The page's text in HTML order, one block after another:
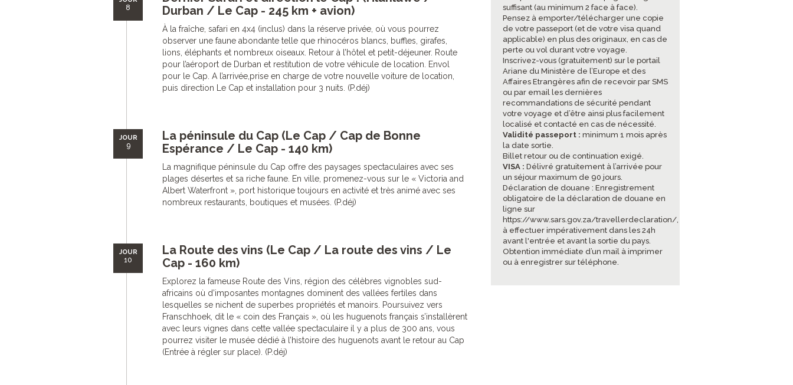
8
Durban / Le Cap - 245 km + avion)
À la fraîche, safari en 4x4 (inclus) dans la réserve privée, où vous pourrez
observer une faune abondante telle que rhinocéros blancs, buffles, girafes,
lions, éléphants et nombreux oiseaux. Retour à l’hôtel et petit-déjeuner. Route
pour l’aéroport de Durban et restitution de votre véhicule de location. Envol
pour le Cap. A l’arrivée,prise en charge de votre nouvelle voiture de location,
puis direction Le Cap et installation pour 3 nuits. (P.déj)
JOUR
9
La péninsule du Cap (Le Cap / Cap de Bonne
Espérance / Le Cap - 140 km)
La magnifique péninsule du Cap offre des paysages spectaculaires avec ses
plages désertes et sa riche faune. En ville, promenez-vous sur le « Victoria and
Albert Waterfront », port historique toujours en activité et très animé avec ses
nombreux restaurants, boutiques et musées. (P.déj)
JOUR
10
La Route des vins (Le Cap / La route des vins / Le
Cap - 160 km)
Explorez la fameuse Route des Vins, région des célèbres vignobles sud-
africains où d’imposantes montagnes dominent des vallées fertiles dans
lesquelles se nichent de superbes propriétés et manoirs. Poursuivez vers
Franschhoek, dit le « coin des Français », où les huguenots français s’installèrent
avec leurs vignes dans cette vallée spectaculaire il y a plus de 300 ans, vous
pourrez visiter le musée dédié à l’histoire des huguenots avant le retour au Cap
(Entrée à régler sur place). (P.déj)
suffisant (au minimum 2 face à face).
Pensez à emporter/télécharger une copie
de votre passeport (et de votre visa quand
applicable) en plus des originaux, en cas de
perte ou vol durant votre voyage.
Inscrivez-vous (gratuitement) sur le portail
Ariane du Ministère de l’Europe et des
Affaires Etrangères afin de recevoir par SMS
ou par email les dernières
recommandations de sécurité pendant
votre voyage et d’être ainsi plus facilement
localisé et contacté en cas de nécessité.
Validité passeport : minimum 1 mois après
la date sortie.
Billet retour ou de continuation exigé.
VISA : Délivré gratuitement à l’arrivée pour
un séjour maximum de 90 jours.
Déclaration de douane : Enregistrement
obligatoire de la déclaration de douane en
ligne sur
https://www.sars.gov.za/travellerdeclaration/,
à effectuer impérativement dans les 24h
avant l'entrée et avant la sortie du pays.
Obtention immédiate d’un mail à imprimer
ou à enregistrer sur téléphone.